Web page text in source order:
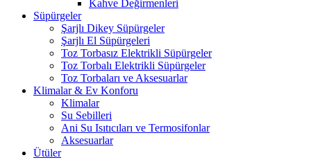
Kahve Değirmenleri
Süpürgeler
Şarjlı Dikey Süpürgeler
Şarjlı El Süpürgeleri
Toz Torbasız Elektrikli Süpürgeler
Toz Torbalı Elektrikli Süpürgeler
Toz Torbaları ve Aksesuarlar
Klimalar & Ev Konforu
Klimalar
Su Sebilleri
Ani Su Isıtıcıları ve Termosifonlar
Aksesuarlar
Ütüler